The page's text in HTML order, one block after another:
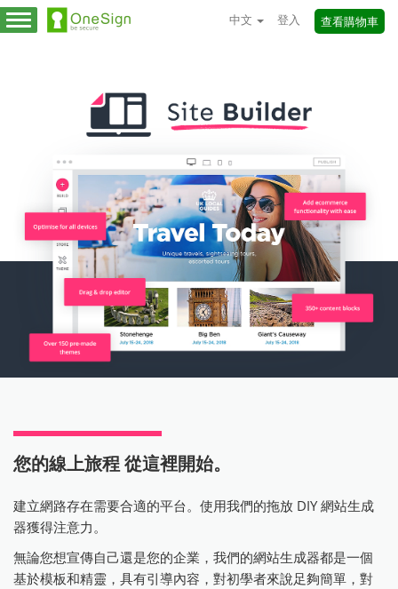
中文 登入 查看購物車
切
您的線上旅程 從這裡開始。
建立網路存在需要合適的平台。使用我們的拖放 DIY 網站生成
器獲得注意力。
無論您想宣傳自己還是您的企業，我們的網站生成器都是一個
基於模板和精靈，具有引導內容，對初學者來說足夠簡單，對